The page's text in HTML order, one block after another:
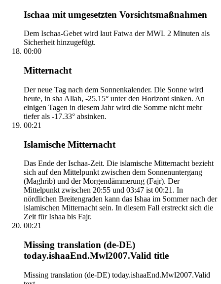
Ischaa mit umgesetzten Vorsichtsmaßnahmen
Dem Ischaa-Gebet wird laut Fatwa der MWL 2 Minuten als
Sicherheit hinzugefügt.
00:00
Mitternacht
Der neue Tag nach dem Sonnenkalender. Die Sonne wird
heute, in sha Allah, -25.15° unter den Horizont sinken. An
einigen Tagen in diesem Jahr wird die Somme nicht mehr
tiefer als -17.33° absinken.
00:21
Islamische Mitternacht
Das Ende der Ischaa-Zeit. Die islamische Mitternacht bezieht
sich auf den Mittelpunkt zwischen dem Sonnenuntergang
(Maghrib) und der Morgendämmerung (Fajr). Der
Mittelpunkt zwischen 20:55 und 03:47 ist 00:21. In
nördlichen Breitengraden kann das Ishaa im Sommer nach der
islamischen Mitternacht sein. In diesem Fall erstreckt sich die
Zeit für Ishaa bis Fajr.
00:21
Missing translation (de-DE)
today.ishaaEnd.Mwl2007.Valid title
Missing translation (de-DE) today.ishaaEnd.Mwl2007.Valid